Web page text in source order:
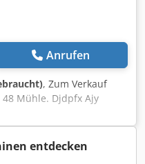
Anrufen
, Zum Verkauf
Mühle. Djdpfx Ajy
überholt. Bei
entdecken